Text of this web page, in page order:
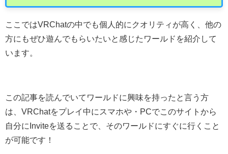
ここではVRChatの中でも個人的にクオリティが高く、他の
方にもぜひ遊んでもらいたいと感じたワールドを紹介して
います。
この記事を読んでいてワールドに興味を持ったと言う方
は、VRChatをプレイ中にスマホや・ PCでこのサイトから
自分に Inviteを送ることで、そのワールドにすぐに行くこと
が可能です！